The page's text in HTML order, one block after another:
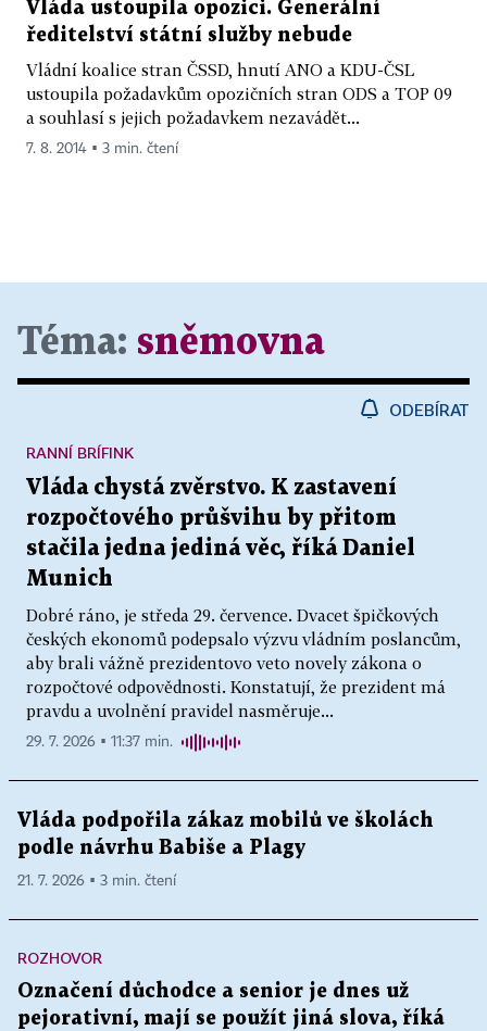
Vláda ustoupila opozici. Generální
ředitelství státní služby nebude
Vládní koalice stran ČSSD, hnutí ANO a KDU-ČSL
ustoupila požadavkům opozičních stran ODS a TOP 09
a souhlasí s jejich požadavkem nezavádět...
7. 8. 2014 ▪ 3 min. čtení
Téma: sněmovna
ODEBÍRAT
Vláda chystá zvěrstvo. K zastavení
rozpočtového průšvihu by přitom
stačila jedna jediná věc, říká Daniel
Munich
Dobré ráno, je středa 29. července. Dvacet špičkových
českých ekonomů podepsalo výzvu vládním poslancům,
aby brali vážně prezidentovo veto novely zákona o
rozpočtové odpovědnosti. Konstatují, že prezident má
pravdu a uvolnění pravidel nasměruje...
RANNÍ BRÍFINK
29. 7. 2026 ▪ 11:37 min.
Vláda podpořila zákaz mobilů ve školách
podle návrhu Babiše a Plagy
21. 7. 2026 ▪ 3 min. čtení
ROZHOVOR
Označení důchodce a senior je dnes už
pejorativní, mají se použít jiná slova, říká